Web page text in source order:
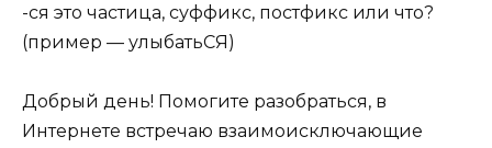
-ся это частица, суффикс, постфикс или что?
(пример — улыбатьСЯ)
Добрый день! Помогите разобраться, в
Интернете встречаю взаимоисключающие